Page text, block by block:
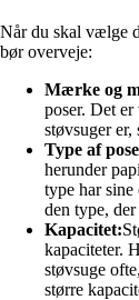
Når du skal vælge
bør overveje:
Mærke og
poser. Det
støvsuger
Type af
herunder
type har
den type,
Kapacitet:
kapaciteter.
støvsuge
større